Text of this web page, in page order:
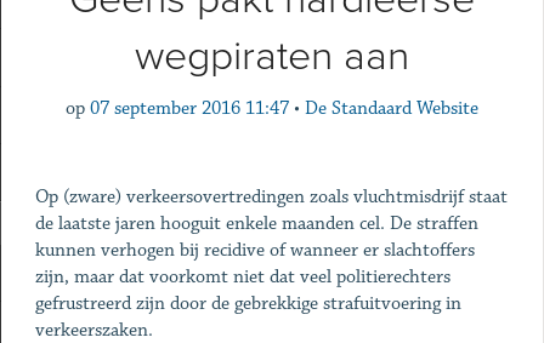
wegpiraten aan
op 07 september 2016 11:47 • De Standaard Website
Op (zware) verkeersovertredingen zoals vluchtmisdrijf staat
de laatste jaren hooguit enkele maanden cel. De straffen
kunnen verhogen bij recidive of wanneer er slachtoffers
zijn, maar dat voorkomt niet dat veel politierechters
gefrustreerd zijn door de gebrekkige strafuitvoering in
verkeerszaken.